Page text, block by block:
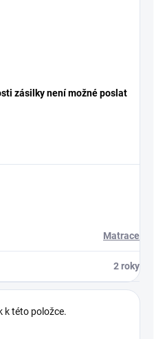
zásilky není možné poslat
Matrace
2 roky
k této položce.